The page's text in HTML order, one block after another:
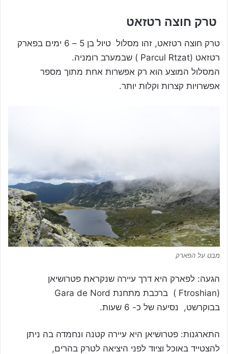
טרק חוצה רטזאט
טרק חוצה רטזאט, זהו מסלול טיול בן 5 – 6 ימים בפארק
רטזאט (Parcul Rtzat ) שבמערב רומניה.
המסלול המוצע הוא רק אפשרות אחת מתוך מספר
אפשרויות קצרות וקלות יותר.
מבט על הפארק
הגעה: לפארק היא דרך עיירה שנקראת פטרושיאן
(Ftroshian ) ברכבת מתחנת Gara de Nord
בבוקרשט, נסיעה של כ- 6 שעות.
התארגנות: פטרושיאן היא עיירה קטנה ונחמדה בה ניתן
להצטייד באוכל וציוד לפני היציאה לטרק בהרים,